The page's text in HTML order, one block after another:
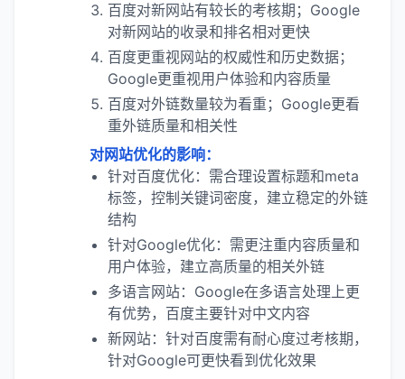
百度对新网站有较长的考核期；Google
对新网站的收录和排名相对更快
百度更重视网站的权威性和历史数据；
Google更重视用户体验和内容质量
百度对外链数量较为看重；Google更看
重外链质量和相关性
对网站优化的影响：
针对百度优化：需合理设置标题和meta
标签，控制关键词密度，建立稳定的外链
结构
针对Google优化：需更注重内容质量和
用户体验，建立高质量的相关外链
多语言网站：Google在多语言处理上更
有优势，百度主要针对中文内容
新网站：针对百度需有耐心度过考核期，
针对Google可更快看到优化效果